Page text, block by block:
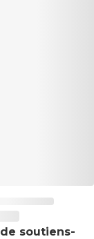
soutiens-